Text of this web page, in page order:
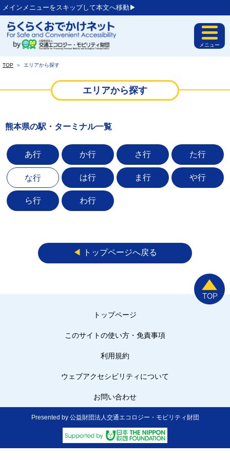
メインメニューをスキップして本文へ移動▶︎
メニュー
TOP ＞ エリアから探す
エリアから探す
熊本県の駅・ターミナル一覧
あ行 か行 さ行 た行
な行 は行 ま行 や行
ら行 わ行
◀︎ トップページへ戻る
トップページ
このサイトの使い方・免責事項
利用規約
ウェブアクセシビリティについて
お問い合わせ
Presented by 公益財団法人交通エコロジー・モビリティ財団